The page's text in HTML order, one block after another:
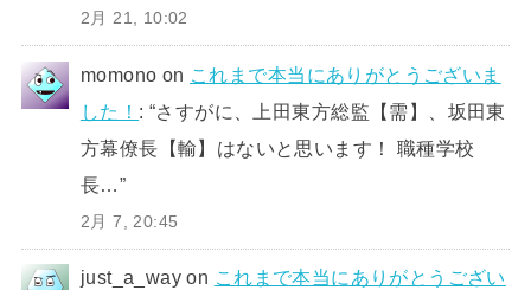
2月 21, 10:02
momono on これまで本当にありがとうございま
した！ : “さすがに、上田東方総監【需】、坂田東
方幕僚長【輸】はないと思います！ 職種学校
長…”
2月 7, 20:45
just_a_way on これまで本当にありがとうござい